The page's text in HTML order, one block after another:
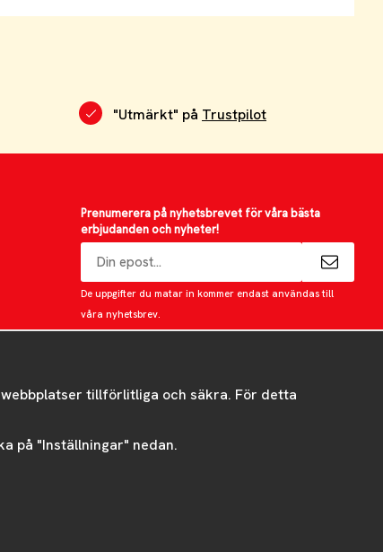
"Utmärkt" på Trustpilot
Prenumerera på nyhetsbrevet för våra bästa
erbjudanden och nyheter!
postadress
De uppgifter du matar in kommer endast användas till
våra nyhetsbrev.
tillförlitliga och säkra. För detta
på "Inställningar" nedan.